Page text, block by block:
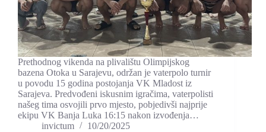
Prethodnog vikenda na plivalištu Olimpijskog
bazena Otoka u Sarajevu, održan je vaterpolo turnir
u povodu 15 godina postojanja VK Mladost iz
Sarajeva. Predvođeni iskusnim igračima, vaterpolisti
našeg tima osvojili prvo mjesto, pobjedivši najprije
ekipu VK Banja Luka 16:15 nakon izvođenja…
invictum
10/20/2025